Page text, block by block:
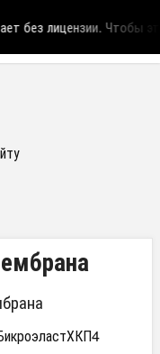
без лицензии.Чтобы